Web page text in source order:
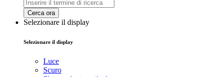
Cerca ora
Selezionare il display
Selezionare il display
Luce
Scuro